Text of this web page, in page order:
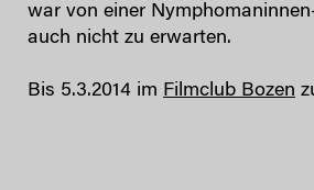
war von einer
auch nicht zu erwarten.
Bis 5.3.2014 im Filmclub Bozen